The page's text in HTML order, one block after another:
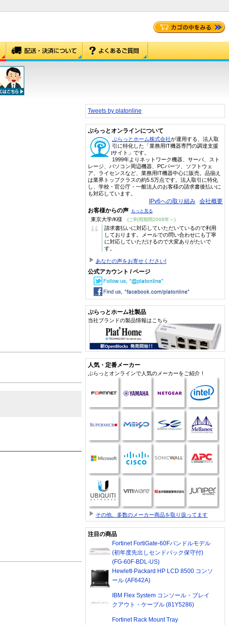
Tweets by platonline
ぷらっとオンラインについて
ぷらっとホーム株式会社が運用する、法人取
引に特化した「業務用IT機器専門の調達支援
サイト」です。
1999年よりネットワーク機器、サーバ、スト
レージ、パソコン周辺機器、PCパーツ、ソフトウェ
ア、ライセンスなど、業務用IT機器中心に販売。品揃え
は業界トップクラスの約5.5万点です。法人取引に特化
し、学校・官公庁・一般法人のお客様の請求書後払いに
も対応しています。
IPv6への取り組み 会社概要
お客様からの声 もっと見る
東京大学/K様 (ご利用期間2009年～)
“
請求書払いに対応していただいているので利用
しております。メールでの問い合わせにも丁寧
に対応していただけるので大変ありがたいで
す。
あなたの声をお寄せください!
公式アカウント / ページ
ぷらっとホーム社製品
当社ブランドの製品情報はこちら
人気・定番メーカー
ぷらっとオンラインで人気のメーカーをご紹介！
その他、多数のメーカー商品を取り扱ってます
注目の商品
Fortinet FortiGate-60Fバンドルモデル
(初年度先出しセンドバック保守付)
(FG-60F-BDL-US)
Hewlett-Packard HP LCD 8500 コンソ
ール (AF642A)
IBM Flex System コンソール・ブレイ
クアウト・ケーブル (81Y5286)
Fortinet Rack Mount Tray